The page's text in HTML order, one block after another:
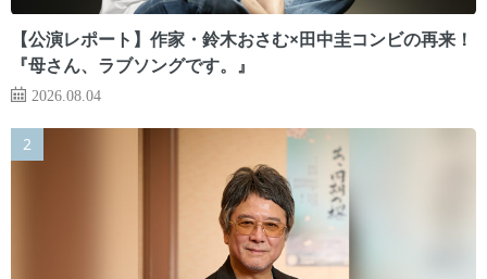
【公演レポート】作家・鈴木おさむ×田中圭コンビの再来！
『母さん、ラブソングです。』
2026.08.04